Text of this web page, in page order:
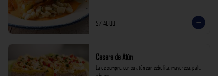
S/ 46.00
Casera de Atún
La de siempre, con su atún con cebollita, mayonesa, palta